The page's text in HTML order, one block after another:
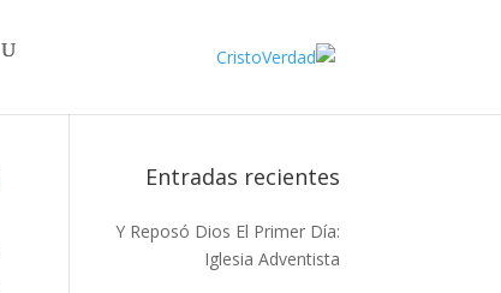
Entradas recientes
Y Reposó Dios El Primer Día:
Iglesia Adventista